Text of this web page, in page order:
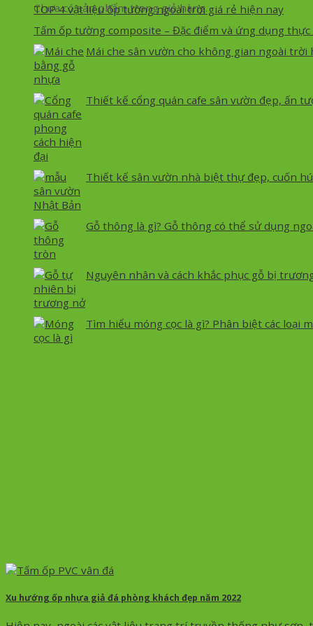
Chưa có sản phẩm trong giỏ hàng.
TOP 4 vật liệu ốp tường ngoài trời giá rẻ hiện nay
Tấm ốp tường composite – Đặc điểm và ứng dụng thực
Mái che sân vườn cho không gian ngoài trời
Thiết kế cổng quán cafe sân vườn đẹp, ấn
Thiết kế sân vườn nhà biệt thự đẹp, cuốn
Gỗ thông là gì? Gỗ thông có thể sử dụng
Nguyên nhân và cách khắc phục gỗ bị
Tìm hiểu móng cọc là gì? Phân biệt các loại
Xu hướng ốp nhựa giả đá phòng khách đẹp năm 2022